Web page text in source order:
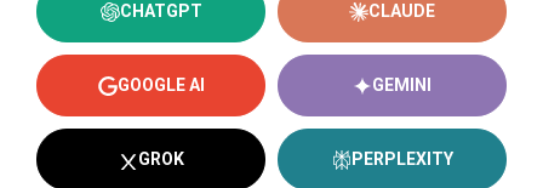
CHATGPT CLAUDE
GOOGLE AI GEMINI
GROK PERPLEXITY